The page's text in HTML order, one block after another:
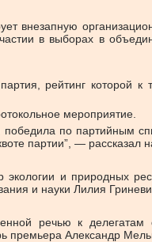
внезапную
в выборах в
рейтинг которой к
мероприятие.
победила по партийным
партии”, — рассказал
и природных
и науки Лилия
речью к делегатам
премьера Александр